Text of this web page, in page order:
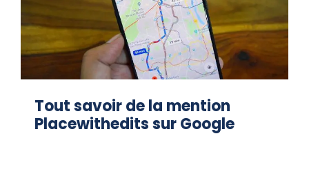
Tout savoir de la mention
Placewithedits sur Google